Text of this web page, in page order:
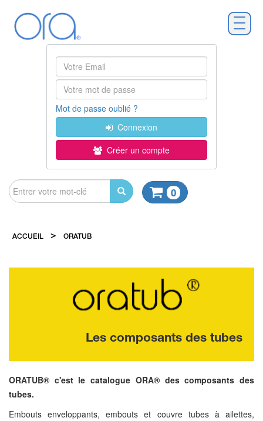
Mot de passe oublié ?
Connexion
Créer un compte
0
ACCUEIL > ORATUB
Les composants des tubes
ORATUB® c'est le catalogue ORA® des composants des
tubes.
Embouts enveloppants, embouts et couvre tubes à ailettes,